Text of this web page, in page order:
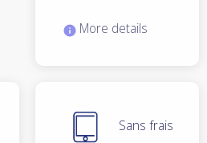
More details
Sans frais